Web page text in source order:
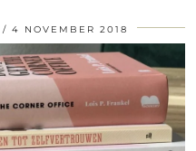
4 NOVEMBER 2018